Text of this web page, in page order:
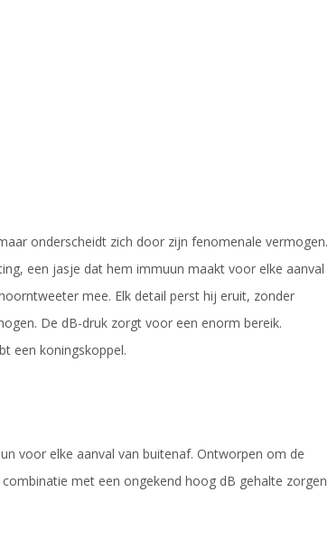
onderscheidt zich door zijn fenomenale vermogen.
een jasje dat hem immuun maakt voor elke aanval
mee. Elk detail perst hij eruit, zonder
De dB-druk zorgt voor een enorm bereik.
een koningskoppel.
voor elke aanval van buitenaf. Ontworpen om de
met een ongekend hoog dB gehalte zorgen